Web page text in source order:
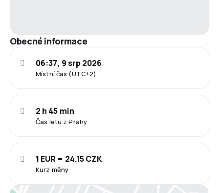
Obecné informace
Místní čas (UTC+2)
06:37, 9 srp 2026
Čas letu z Prahy
2 h 45 min
Kurz měny
1 EUR = 24.15 CZK